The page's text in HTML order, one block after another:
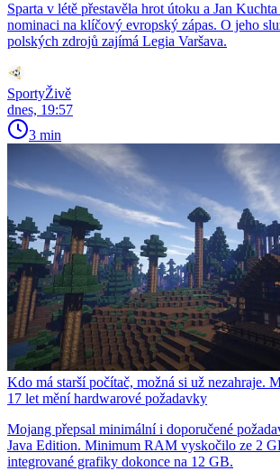
Sparta v létě přestavěla hrot útoku a Jan
nominaci na klíčový evropský zápas. O jeho
polských zdrojů zajímá Legia Varšava.
SportyŽivě
dnes, 19:57
3 min
Kdo má starší počítač, možná si už nezahraje.
17 let mění hardwarové požadavky
Mojang přepsal minimální i doporučené
Java Edition. Minimum RAM vyskočilo ze 2
integrované grafiky dokonce na 12 GB.